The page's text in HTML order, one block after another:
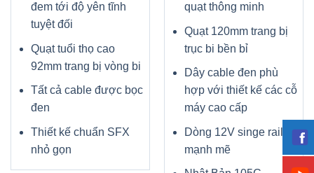
đem tới độ yên tĩnh
tuyệt đối
Quạt tuổi thọ cao
92mm trang bị vòng bi
Tất cả cable được bọc
đen
Thiết kế chuẩn SFX
nhỏ gọn
quạt thông minh
Quạt 120mm trang bị
trục bi bền bỉ
Dây cable đen phù
hợp với thiết kế các cỗ
máy cao cấp
Dòng 12V singe rail
mạnh mẽ